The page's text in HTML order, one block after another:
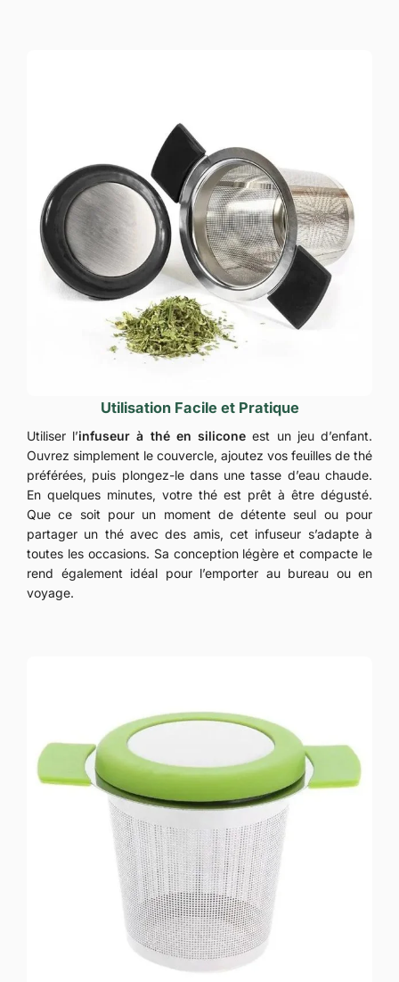
Utilisation Facile et Pratique
Utiliser l’infuseur à thé en silicone est un jeu d’enfant.
Ouvrez simplement le couvercle, ajoutez vos feuilles de thé
préférées, puis plongez-le dans une tasse d’eau chaude.
En quelques minutes, votre thé est prêt à être dégusté.
Que ce soit pour un moment de détente seul ou pour
partager un thé avec des amis, cet infuseur s’adapte à
toutes les occasions. Sa conception légère et compacte le
rend également idéal pour l’emporter au bureau ou en
voyage.